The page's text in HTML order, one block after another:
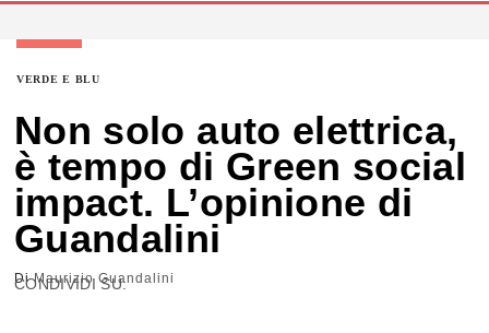
VERDE E BLU
Non solo auto elettrica,
è tempo di Green social
impact. L’opinione di
Guandalini
DiMaurizio Guandalini
CONDIVIDI SU: